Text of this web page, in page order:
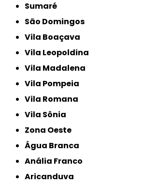
Sumaré
São Domingos
Vila Boaçava
Vila Leopoldina
Vila Madalena
Vila Pompeia
Vila Romana
Vila Sônia
Zona Oeste
Água Branca
Anália Franco
Aricanduva